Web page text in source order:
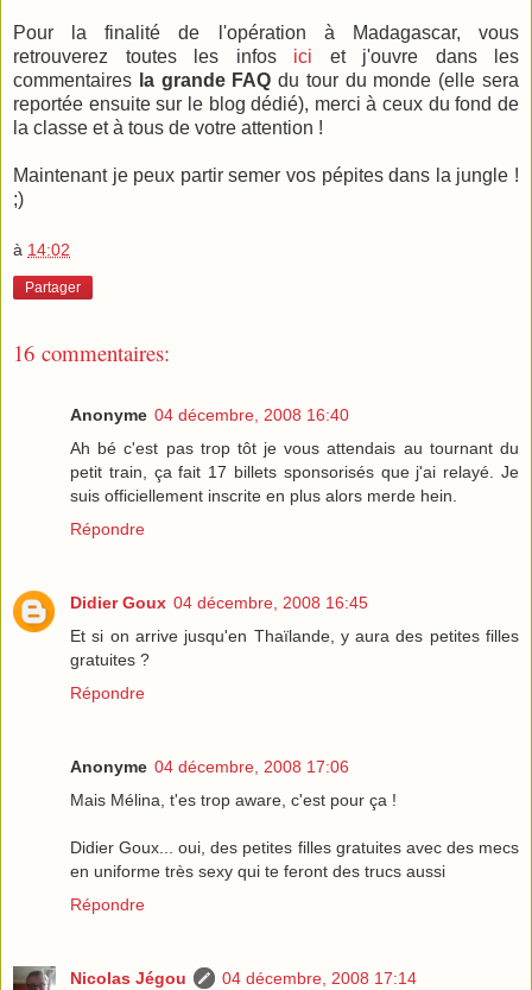
Pour la finalité de l'opération à Madagascar, vous
retrouverez toutes les infos ici et j'ouvre dans les
commentaires la grande FAQ du tour du monde (elle sera
reportée ensuite sur le blog dédié), merci à ceux du fond de
la classe et à tous de votre attention !
Maintenant je peux partir semer vos pépites dans la jungle !
;)
à 14:02
Partager
16 commentaires:
Anonyme 04 décembre, 2008 16:40
Ah bé c'est pas trop tôt je vous attendais au tournant du
petit train, ça fait 17 billets sponsorisés que j'ai relayé. Je
suis officiellement inscrite en plus alors merde hein.
Répondre
Didier Goux 04 décembre, 2008 16:45
Et si on arrive jusqu'en Thaïlande, y aura des petites filles
gratuites ?
Répondre
Anonyme 04 décembre, 2008 17:06
Mais Mélina, t'es trop aware, c'est pour ça !
Didier Goux... oui, des petites filles gratuites avec des mecs
en uniforme très sexy qui te feront des trucs aussi
Répondre
Nicolas Jégou
04 décembre, 2008 17:14